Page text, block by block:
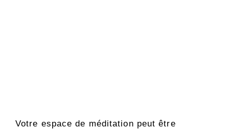
Votre espace de méditation peut être